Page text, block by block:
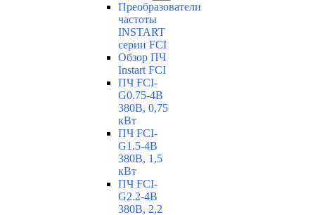
Преобразователи
частоты
INSTART
серии FCI
Обзор ПЧ
Instart FCI
ПЧ FCI-
G0.75-4B
380В, 0,75
кВт
ПЧ FCI-
G1.5-4B
380В, 1,5
кВт
ПЧ FCI-
G2.2-4B
380В, 2,2